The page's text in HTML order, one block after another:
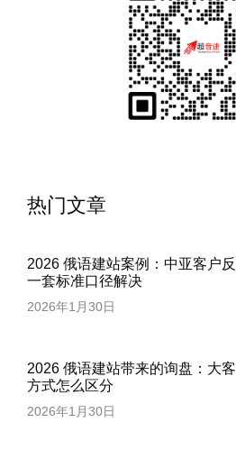
热门文章
2026 俄语建站案例：中亚客户
一套标准口径解决
2026年1月30日
2026 俄语建站带来的询盘：大
方式怎么区分
2026年1月30日